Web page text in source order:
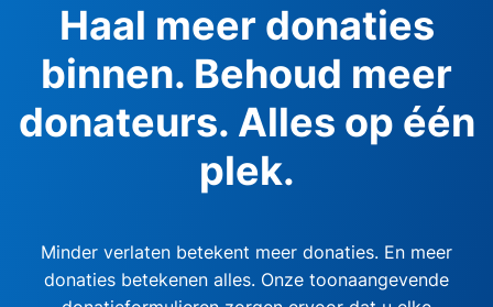
Haal meer donaties
binnen. Behoud meer
donateurs. Alles op één
plek.
Minder verlaten betekent meer donaties. En meer
donaties betekenen alles. Onze toonaangevende